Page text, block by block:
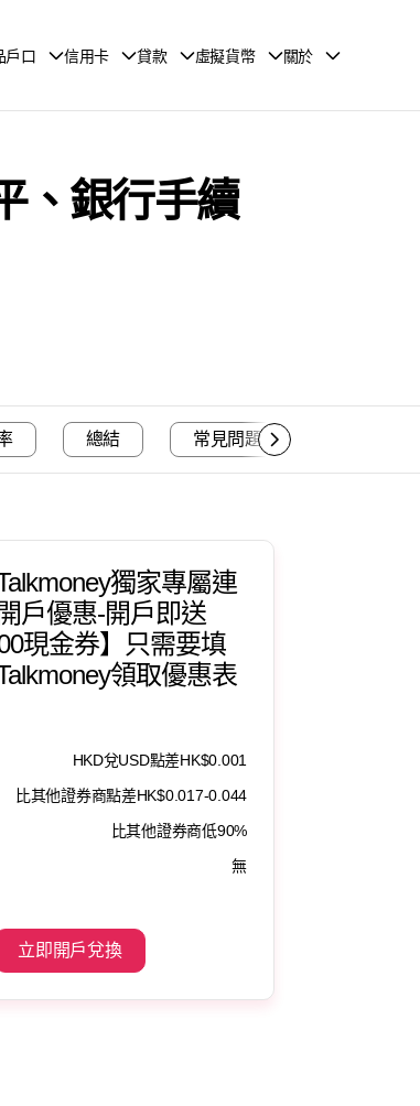
戶口 信用卡 貸款 虛擬貨幣 關於
、銀行手續
總結 常見問題
Talkmoney獨家專屬連
戶優惠-開戶即送
現金券】只需要填
領取優惠表
HKD兌USD點差HK$0.001
比其他證券商點差HK$0.017-0.044
比其他證券商低90%
無
立即開戶兌換